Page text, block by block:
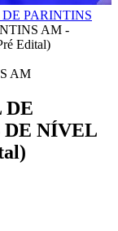
PARINTINS
AM -
Edital)
AM
DE
DE NÍVEL